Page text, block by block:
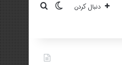
دنبال کردن تغییر پوسته
جستجو برای